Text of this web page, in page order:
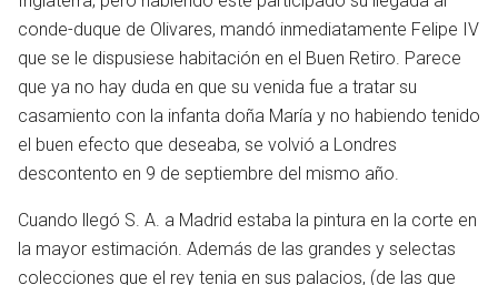
Abrir menú principal
conde-duque de Olivares, mandó inmediatamente Felipe IV
que se le dispusiese habitación en el Buen Retiro. Parece
que ya no hay duda en que su venida fue a tratar su
casamiento con la infanta doña María y no habiendo tenido
el buen efecto que deseaba, se volvió a Londres
descontento en 9 de septiembre del mismo año.
Cuando llegó S. A. a Madrid estaba la pintura en la corte en
la mayor estimación. Además de las grandes y selectas
colecciones que el rey tenia en sus palacios, (de las que